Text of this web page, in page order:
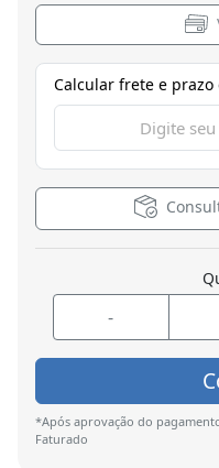
Calcular frete e prazo
-
*Após aprovação do
Faturado